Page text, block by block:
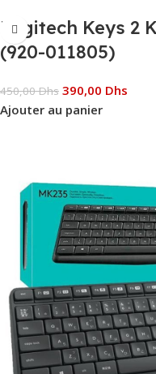
Logitech Keys 2
(920-011805)
450,00Dhs 390,00 Dhs
Ajouter au panier